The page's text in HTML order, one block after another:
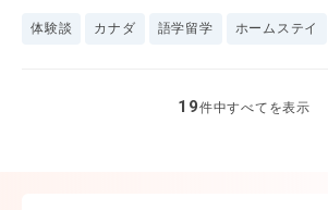
体験談 カナダ 語学留学 ホームステイ
19件中すべてを表示